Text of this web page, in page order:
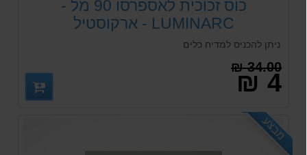
כוס זכוכית לאספרסו 90 מל -
LUMINARC - ארקוסטיל
ניתן להכניס למדיח כלים
34.00 ₪
4 ₪
מבצע